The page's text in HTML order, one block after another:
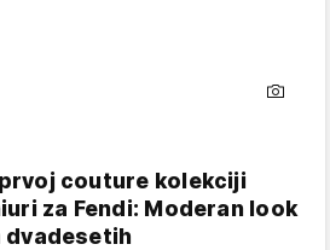
couture kolekciji
za Fendi: Moderan look